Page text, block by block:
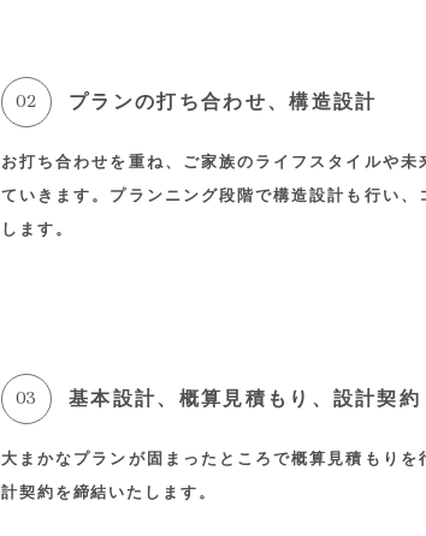
02 プランの打ち合わせ、構造設計
お打ち合わせを重ね、ご家族のライフスタイルや
ていきます。プランニング段階で構造設計も行い
します。
03 基本設計、概算見積もり、設計契約
大まかなプランが固まったところで概算見積もり
計契約を締結いたします。